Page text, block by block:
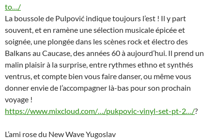
to…/
La boussole de Pulpović indique toujours l’est ! Il y part
souvent, et en ramène une sélection musicale épicée et
soignée, une plongée dans les scènes rock et électro des
Balkans au Caucase, des années 60 à aujourd’hui. Il prend un
malin plaisir à la surprise, entre rythmes ethno et synthés
ventrus, et compte bien vous faire danser, ou même vous
donner envie de l’accompagner là-bas pour son prochain
voyage !
https://www.mixcloud.com/…/pukpovic-vinyl-set-pt-2…/?
L’ami rose du New Wave Yugoslav